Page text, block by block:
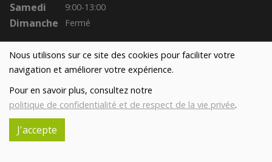
Nous utilisons sur ce site des cookies pour faciliter votre
navigation et améliorer votre expérience.
Pour en savoir plus, consultez notre
politique de confidentialité et de respect de la vie privée.
J'accepte
Samedi 9:00-13:00
Dimanche Fermé